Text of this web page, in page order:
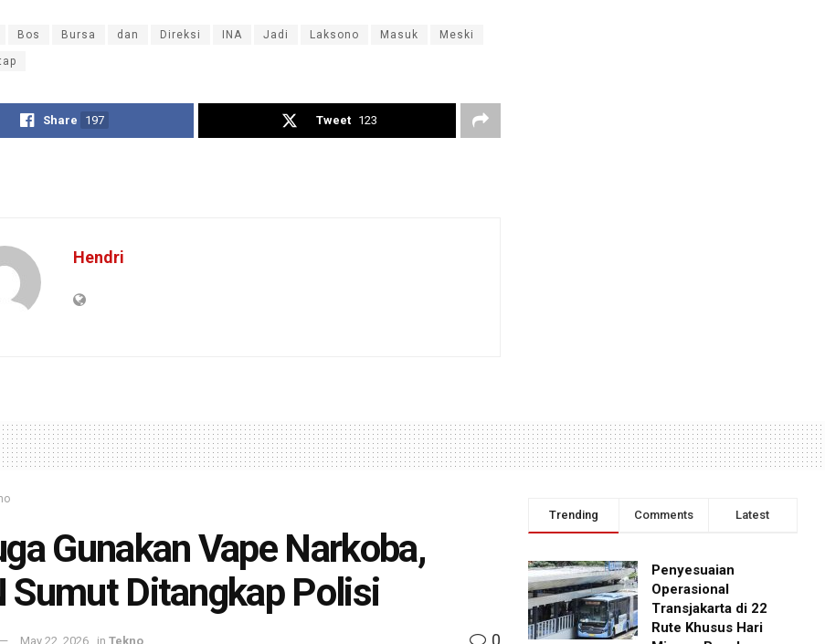
Bos Bursa dan Direksi INA Jadi Laksono Masuk Meski
Share 197 Tweet 123
Hendri
Gunakan Vape Narkoba,
Sumut Ditangkap Polisi
May 22, 2026 in Tekno 0
Trending Comments Latest
Penyesuaian
Operasional
Transjakarta di 22
Rute Khusus Hari